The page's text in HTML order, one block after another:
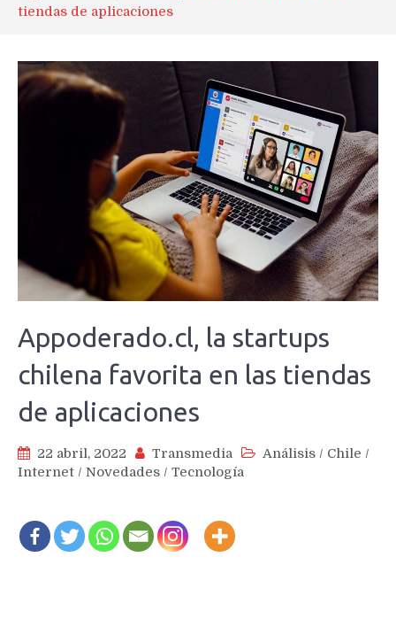
tiendas de aplicaciones
Appoderado.cl, la startups
chilena favorita en las tiendas
de aplicaciones
22 abril, 2022 Transmedia Análisis / Chile /
Internet / Novedades / Tecnología